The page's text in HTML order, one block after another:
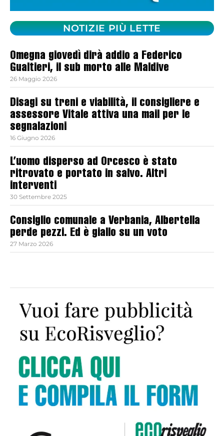
NOTIZIE PIÙ LETTE
Omegna giovedì dirà addio a Federico
Gualtieri, il sub morto alle Maldive
26 Maggio 2026
Disagi su treni e viabilità, il consigliere e
assessore Vitale attiva una mail per le
segnalazioni
16 Giugno 2026
L’uomo disperso ad Orcesco è stato
ritrovato e portato in salvo. Altri
interventi
30 Settembre 2025
Consiglio comunale a Verbania, Albertella
perde pezzi. Ed è giallo su un voto
27 Marzo 2026